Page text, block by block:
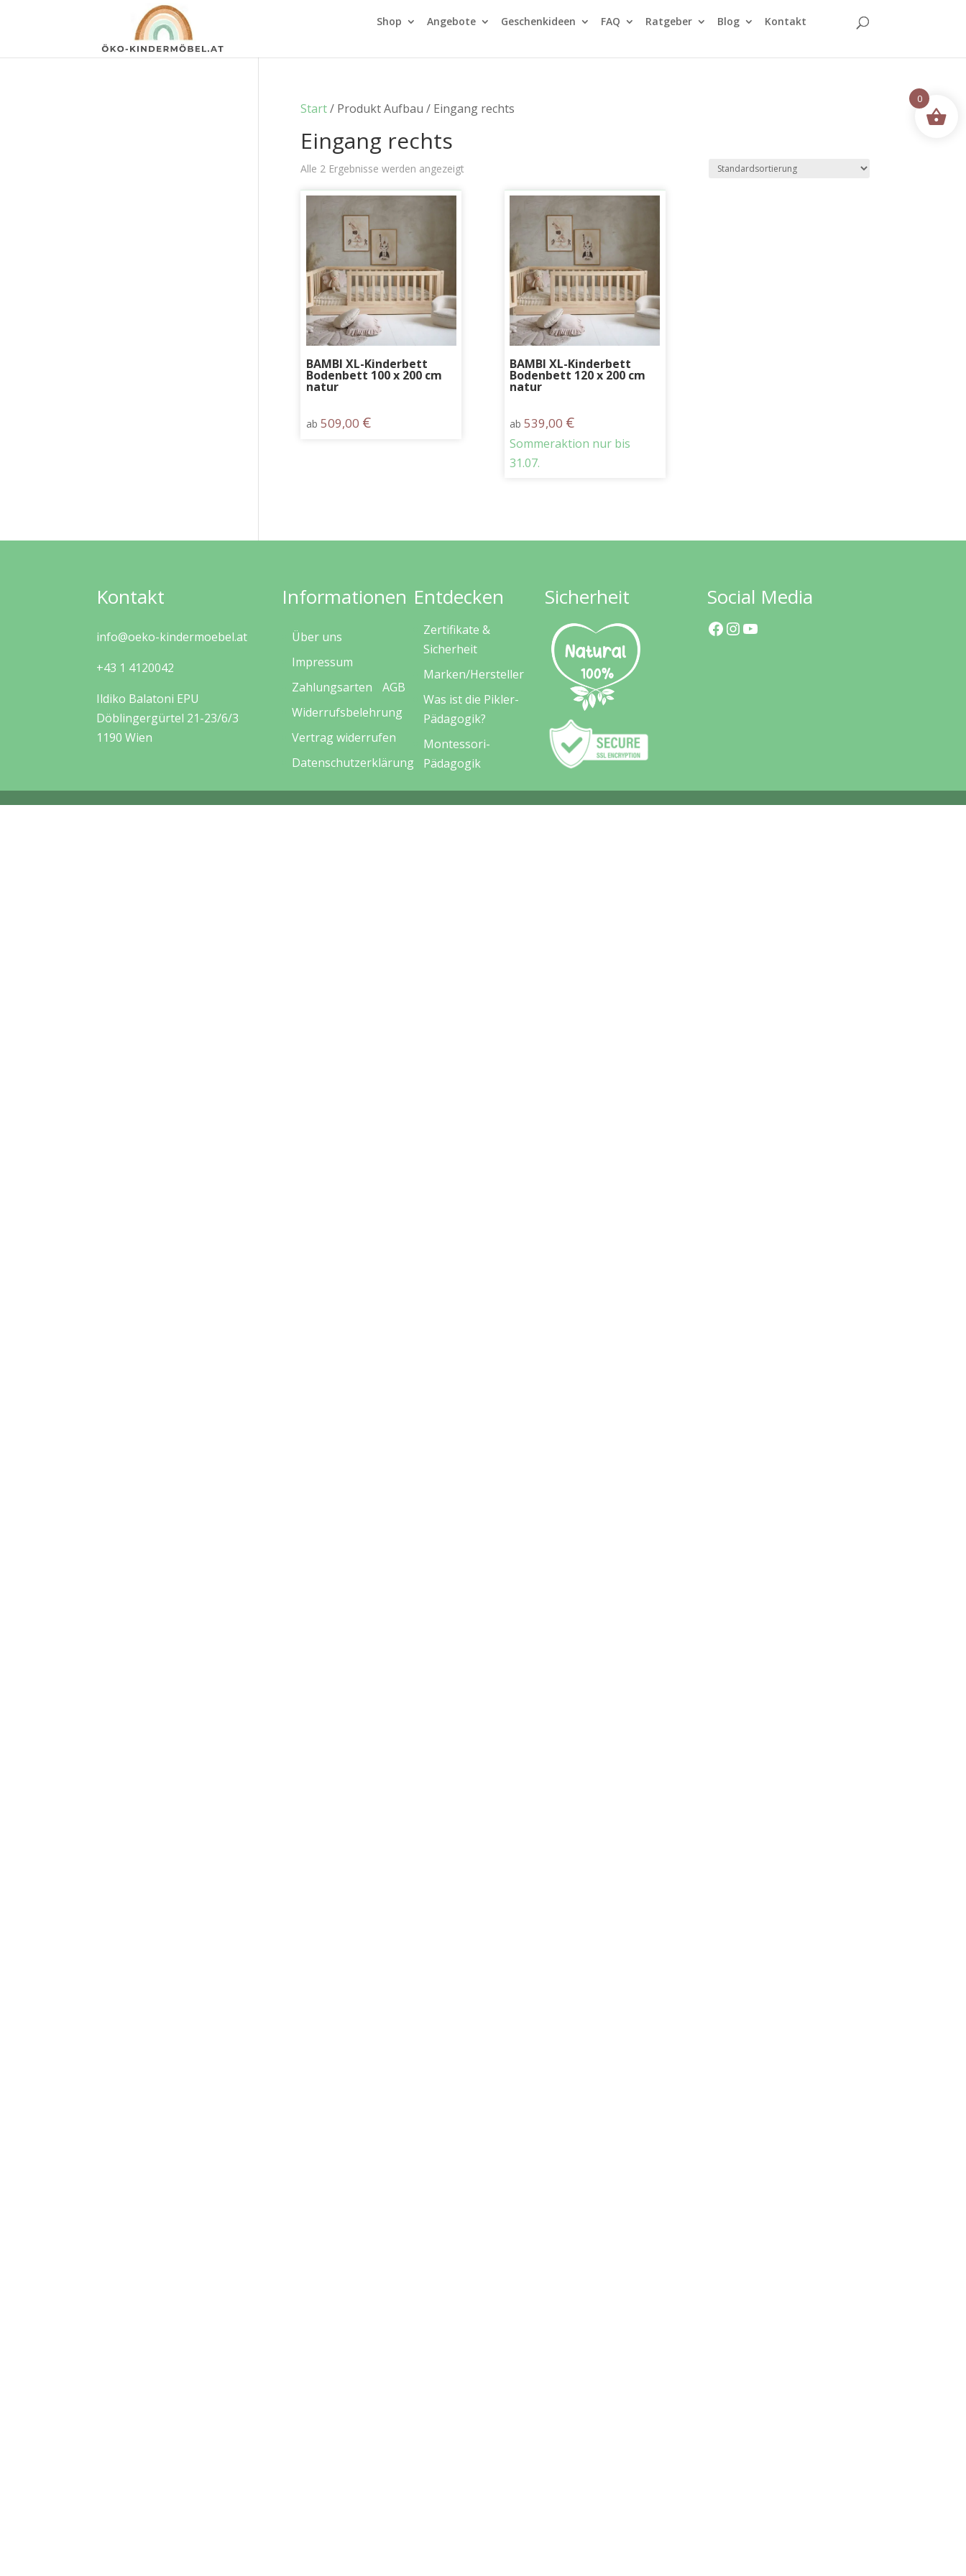
Shop Angebote Geschenkideen FAQ Ratgeber Blog Kontakt
Start/ Produkt Aufbau / Eingang rechts
Eingang rechts
Alle 2 Ergebnisse werden angezeigt
BAMBI XL-Kinderbett
Bodenbett 100 x 200 cm
natur
ab 509,00 €
BAMBI XL-Kinderbett
Bodenbett 120 x 200 cm
natur
ab539,00 €
Sommeraktion nur bis
31.07.
Kontakt
info@oeko-kindermoebel.at
+43 1 4120042
Ildiko Balatoni EPU
Döblingergürtel 21-23/6/3
1190 Wien
Informationen
Über uns
Impressum
Zahlungsarten
AGB
Widerrufsbelehrung
Vertrag widerrufen
Datenschutzerklärung
Entdecken
Zertifikate &
Sicherheit
Marken/Hersteller
Was ist die Pikler-
Pädagogik?
Montessori-
Pädagogik
Sicherheit Social Media
Facebook
Instagram
YouTube
0